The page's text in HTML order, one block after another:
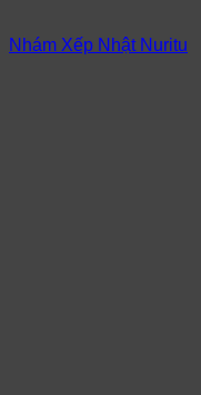
Nhám Xếp Nhật Nuritu